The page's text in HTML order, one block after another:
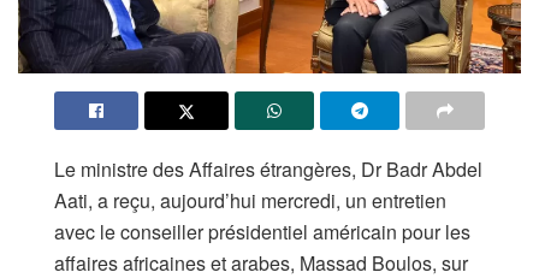
Le ministre des Affaires étrangères, Dr Badr Abdel
Aati, a reçu, aujourd’hui mercredi, un entretien
avec le conseiller présidentiel américain pour les
affaires africaines et arabes, Massad Boulos, sur